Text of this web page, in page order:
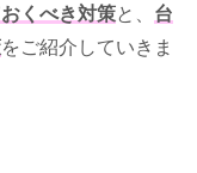
くべき対策と、 台
をご紹介していきま